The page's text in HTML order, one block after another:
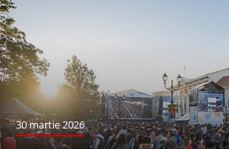
30 martie 2026